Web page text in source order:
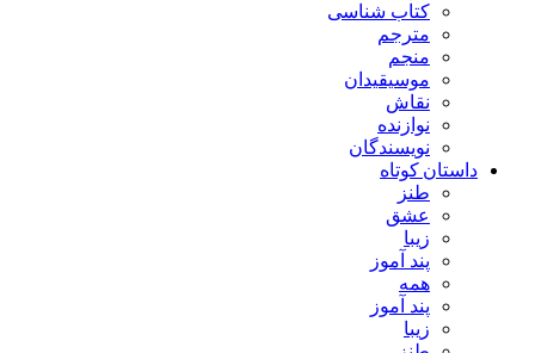
کتاب شناسی
مترجم
منجم
موسیقیدان
نقاش
نوازنده
نویسندگان
داستان کوتاه
طنز
عشق
زیبا
پند آموز
همه
پند آموز
زیبا